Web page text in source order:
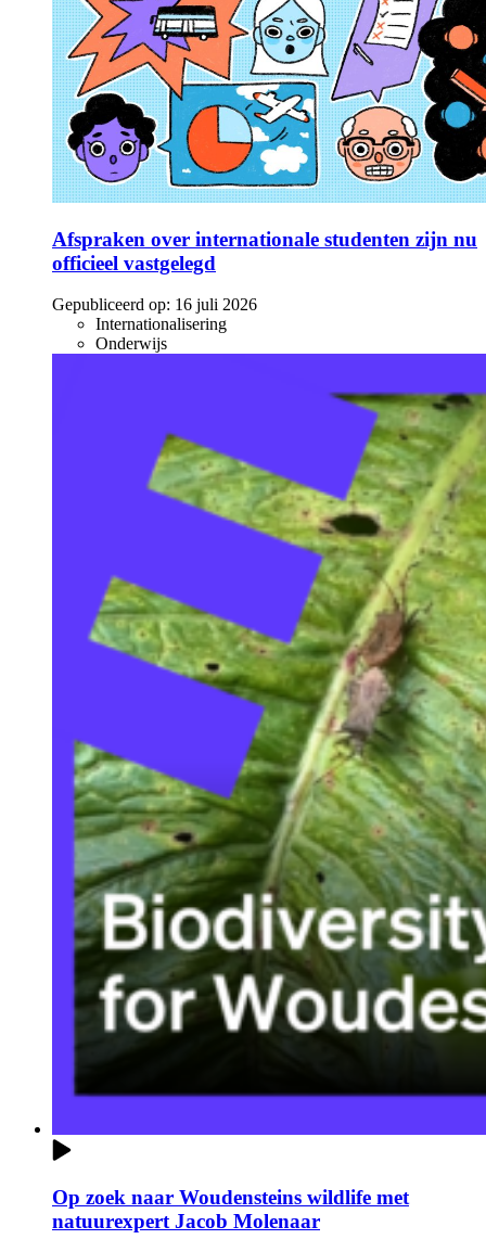
Afspraken over internationale studenten zijn nu
officieel vastgelegd
Gepubliceerd op: 16 juli 2026
Internationalisering
Onderwijs
Op zoek naar Woudensteins wildlife met
natuurexpert Jacob Molenaar